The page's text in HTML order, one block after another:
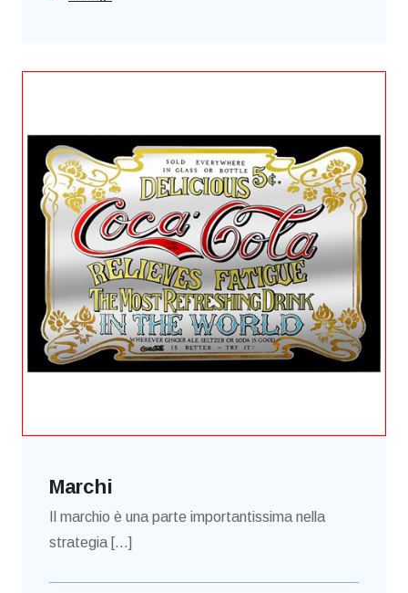
Marchi
Il marchio è una parte importantissima nella
strategia [...]